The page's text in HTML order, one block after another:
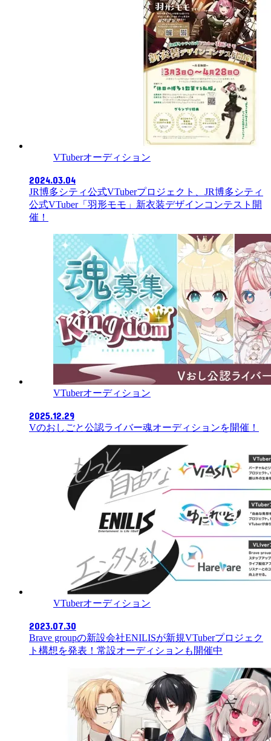
VTuberオーディション
2024.03.04
JR博多シティ公式VTuberプロジェクト、JR博多シティ
公式VTuber「羽形モモ」新衣装デザインコンテスト開
催！
VTuberオーディション
2025.12.29
Vのおしごと公認ライバー魂オーディションを開催！
VTuberオーディション
2023.07.30
Brave groupの新設会社ENILISが新規VTuberプロジェク
ト構想を発表！常設オーディションも開催中